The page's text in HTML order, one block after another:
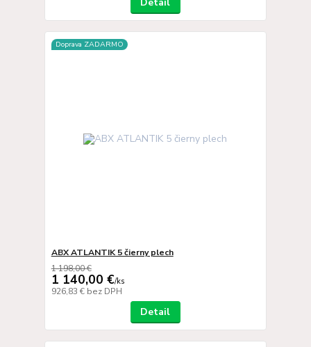
Doprava ZADARMO
ABX ATLANTIK 5 čierny plech
1 198,00 €
1 140,00 €/ks
926,83 € bez DPH
Detail